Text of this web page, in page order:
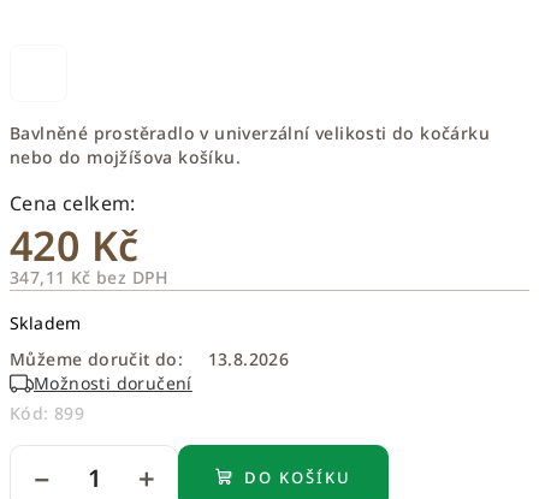
Bavlněné prostěradlo v univerzální velikosti do kočárku
nebo do mojžíšova košíku.
420 Kč
347,11 Kč bez DPH
cena:
Skladem
Můžeme doručit do:
13.8.2026
Možnosti doručení
Kód: 899
+
− DO KOŠÍKU